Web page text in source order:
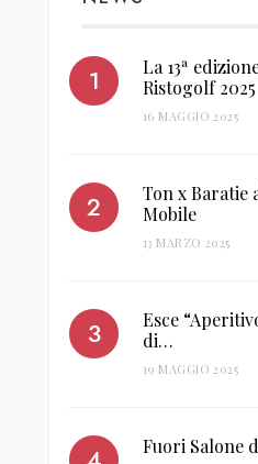
La 13ª
Ristogolf 2025
16 MAGGIO 2025
Ton x Baratie
Mobile
13 MARZO 2025
Esce
di…
19 MAGGIO 2025
Fuori Salone